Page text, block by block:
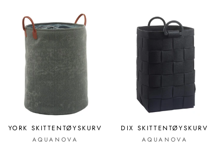
YORK SKITTENTØYSKURV
AQUANOVA
DIX SKITTENTØYSKURV
AQUANOVA